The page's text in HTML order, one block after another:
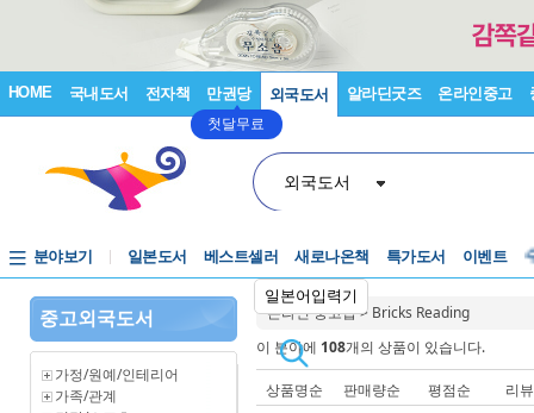
HOME 국내도서 전자책 만권당
첫달무료
외국도서 알라딘굿즈 온라인중고
외국도서
일본어입력기
분야보기 일본도서 베스트셀러 새로나온책 특가도서 이벤트
중고외국도서
가정/원예/인테리어
가족/관계
온라인 중고샵> Bricks Reading
이 분야에 108개의 상품이 있습니다.
상품명순 판매량순 평점순 리